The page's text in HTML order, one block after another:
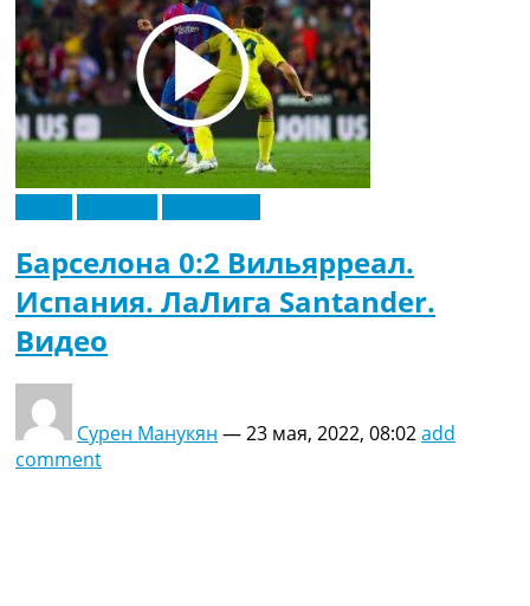
Барселона 0:2 Вильярреал.
Испания. ЛаЛига Santander.
Видео
Сурен Манукян —23 мая, 2022, 08:02add
comment